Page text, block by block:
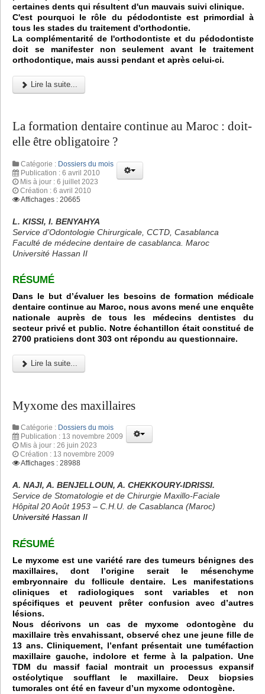
certaines dents qui résultent d'un mauvais suivi clinique.
C'est pourquoi le rôle du pédodontiste est primordial à
tous les stades du traitement d'orthodontie.
La complémentarité de l'orthodontiste et du pédodontiste
doit se manifester non seulement avant le traitement
orthodontique, mais aussi pendant et après celui-ci.
Lire la suite...
La formation dentaire continue au Maroc : doit-
elle être obligatoire ?
Catégorie : Dossiers du mois
Publication : 6 avril 2010
Mis à jour : 6 juillet 2023
Création : 6 avril 2010
Affichages : 20665
L. KISSI, I. BENYAHYA
Service d’Odontologie Chirurgicale, CCTD, Casablanca
Faculté de médecine dentaire de casablanca. Maroc
Université Hassan II
RÉSUMÉ
Dans le but d’évaluer les besoins de formation médicale
dentaire continue au Maroc, nous avons mené une enquête
nationale auprès de tous les médecins dentistes du
secteur privé et public. Notre échantillon était constitué de
2700 praticiens dont 303 ont répondu au questionnaire.
Lire la suite...
Myxome des maxillaires
Catégorie : Dossiers du mois
Publication : 13 novembre 2009
Mis à jour : 26 juin 2023
Création : 13 novembre 2009
Affichages : 28988
A. NAJI, A. BENJELLOUN, A. CHEKKOURY-IDRISSI.
Service de Stomatologie et de Chirurgie Maxillo-Faciale
Hôpital 20 Août 1953 – C.H.U. de Casablanca (Maroc)
Université Hassan II
RÉSUMÉ
Le myxome est une variété rare des tumeurs bénignes des
maxillaires, dont l’origine serait le mésenchyme
embryonnaire du follicule dentaire. Les manifestations
cliniques et radiologiques sont variables et non
spécifiques et peuvent prêter confusion avec d’autres
lésions.
Nous décrivons un cas de myxome odontogène du
maxillaire très envahissant, observé chez une jeune fille de
13 ans. Cliniquement, l’enfant présentait une tuméfaction
maxillaire gauche, indolore et ferme à la palpation. Une
TDM du massif facial montrait un processus expansif
ostéolytique soufflant le maxillaire. Deux biopsies
tumorales ont été en faveur d’un myxome odontogène.